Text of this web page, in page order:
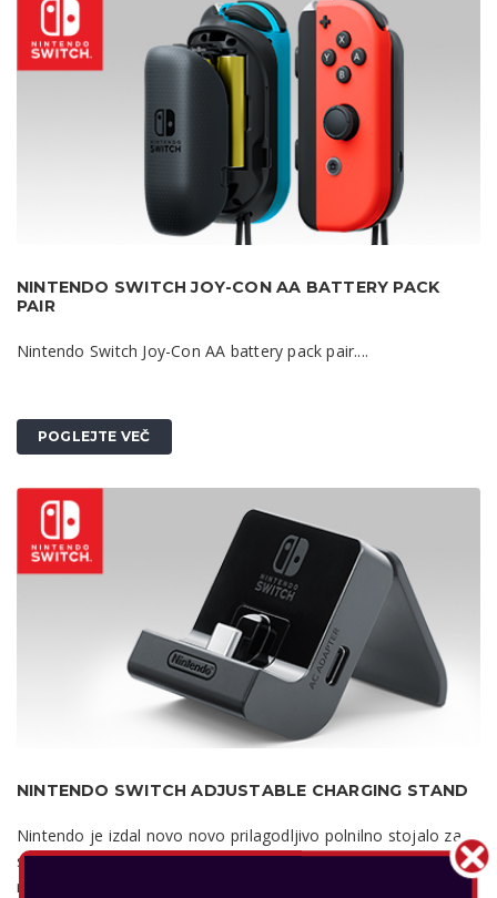
NINTENDO SWITCH JOY-CON AA BATTERY PACK
PAIR
Nintendo Switch Joy-Con AA battery pack pair....
POGLEJTE VEČ
NINTENDO SWITCH ADJUSTABLE CHARGING STAND
Nintendo je izdal novo novo prilagodljivo polnilno stojalo za
sistem Nintendo Switch, ki omogoča preprosto igranje v
namiznem načinu. S priročnim vmesnikom za izmenični